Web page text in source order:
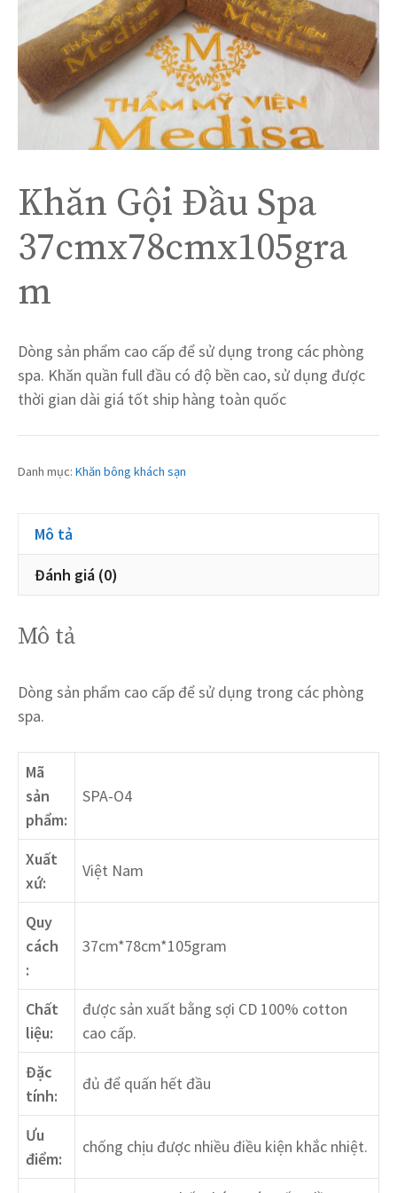
Khăn Gội Đầu Spa
37cmx78cmx105gra
m
Dòng sản phẩm cao cấp để sử dụng trong các phòng
spa. Khăn quần full đầu có độ bền cao, sử dụng được
thời gian dài giá tốt ship hàng toàn quốc
Danh mục: Khăn bông khách sạn
Mô tả
Đánh giá (0)
Mô tả
Dòng sản phẩm cao cấp để sử dụng trong các phòng
spa.
Mã
sản
phẩm:
SPA-O4
Xuất
xứ:
Việt Nam
Quy
cách
:
37cm*78cm*105gram
Chất
liệu:
được sản xuất bằng sợi CD 100% cotton
cao cấp.
Đặc
tính:
đủ để quấn hết đầu
Ưu
điểm:
chống chịu được nhiều điều kiện khắc nhiệt.